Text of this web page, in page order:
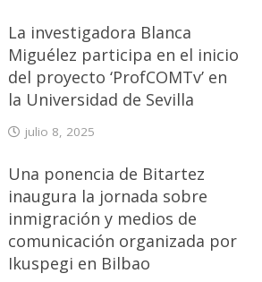
La investigadora Blanca
Miguélez participa en el inicio
del proyecto ‘ProfCOMTv’ en
la Universidad de Sevilla
julio 8, 2025
Una ponencia de Bitartez
inaugura la jornada sobre
inmigración y medios de
comunicación organizada por
Ikuspegi en Bilbao